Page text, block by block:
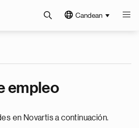
Candean
empleo
en Novartis a continuación.